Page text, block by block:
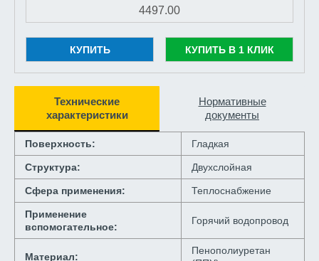
КУПИТЬ КУПИТЬ В 1 КЛИК
Технические
характеристики
Нормативные
документы
Поверхность: Гладкая
Структура: Двухслойная
Сфера применения: Теплоснабжение
Применение
вспомогательное:
Горячий водопровод
Материал:
Пенополиуретан